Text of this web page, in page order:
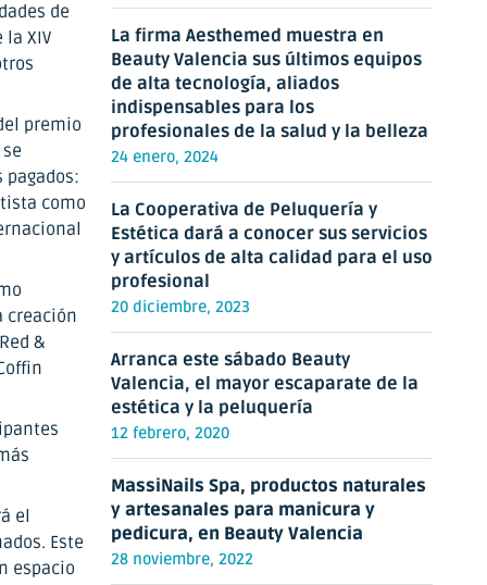
de
XIV
premio
como
creación
&
el
Este
espacio
La firma Aesthemed muestra en
Beauty Valencia sus últimos equipos
de alta tecnología, aliados
indispensables para los
profesionales de la salud y la belleza
24 enero, 2024
La Cooperativa de Peluquería y
Estética dará a conocer sus servicios
y artículos de alta calidad para el uso
profesional
20 diciembre, 2023
Arranca este sábado Beauty
Valencia, el mayor escaparate de la
estética y la peluquería
12 febrero, 2020
MassiNails Spa, productos naturales
y artesanales para manicura y
pedicura, en Beauty Valencia
28 noviembre, 2022